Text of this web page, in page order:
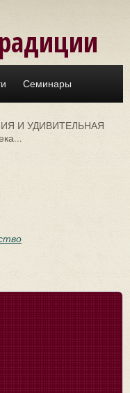
Семинары
И УДИВИТЕЛЬНАЯ